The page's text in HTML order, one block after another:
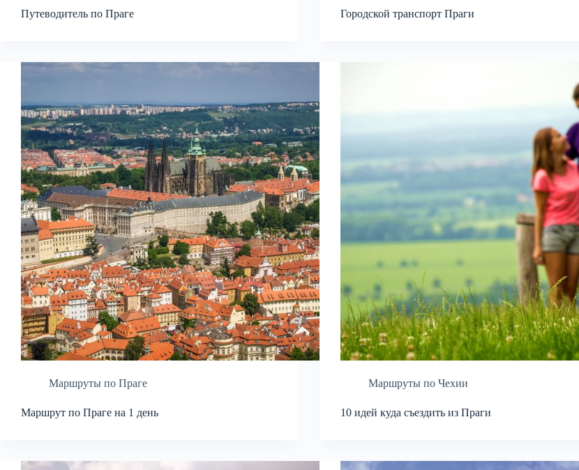
Путеводитель по Праге Городской транспорт Праги
Маршруты по Праге
Маршрут по Праге на 1 день
Маршруты по Чехии
10 идей куда съездить из Праги